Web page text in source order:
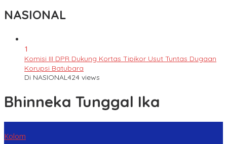
NASIONAL
1
Komisi III DPR Dukung Kortas Tipikor Usut Tuntas Dugaan
Korupsi Batubara
Di NASIONAL424 views
Bhinneka Tunggal Ika
Kolom